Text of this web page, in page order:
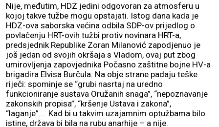
Nije, međutim, HDZ jedini odgovoran za atmosferu u
kojoj takve tužbe mogu opstajati. Istog dana kada je
HDZ-ova saborska većina odbila SDP-ov prijedlog o
povlačenju HRT-ovih tužbi protiv novinara HRT-a,
predsjednik Republike Zoran Milanović zapodjenuo je
još jedan od svojih okršaja s Vladom, ovaj put zbog
umirovljenja zapovjednika Počasno zaštitne bojne HV-a
brigadira Elvisa Burčula. Na obje strane padaju teške
riječi: spominje se “grubi nasrtaj na uredno
funkcioniranje sustava Oružanih snaga”, “nepoznavanje
zakonskih propisa”, “kršenje Ustava i zakona”,
“laganje”... Kad bi u takvim uzajamnim optužbama bilo
istine, država bi bila na rubu anarhije – a nije.